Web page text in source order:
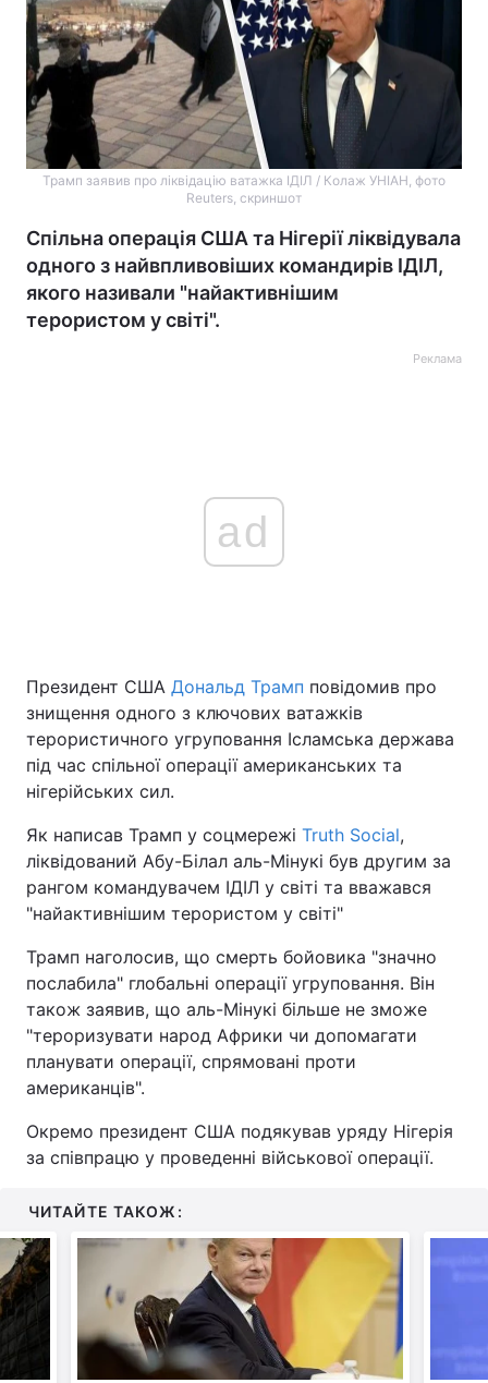
Трамп заявив про ліквідацію ватажка ІДІЛ / Колаж УНІАН, фото
Reuters, скриншот
Спільна операція США та Нігерії ліквідувала
одного з найвпливовіших командирів ІДІЛ,
якого називали "найактивнішим
терористом у світі".
Реклама
ad
Президент США Дональд Трамп повідомив про
знищення одного з ключових ватажків
терористичного угруповання Ісламська держава
під час спільної операції американських та
нігерійських сил.
Як написав Трамп у соцмережі Truth Social,
ліквідований Абу-Білал аль-Мінукі був другим за
рангом командувачем ІДІЛ у світі та вважався
"найактивнішим терористом у світі"
Трамп наголосив, що смерть бойовика "значно
послабила" глобальні операції угруповання. Він
також заявив, що аль-Мінукі більше не зможе
"тероризувати народ Африки чи допомагати
планувати операції, спрямовані проти
американців".
Окремо президент США подякував уряду Нігерія
за співпрацю у проведенні військової операції.
ЧИТАЙТЕ ТАКОЖ: